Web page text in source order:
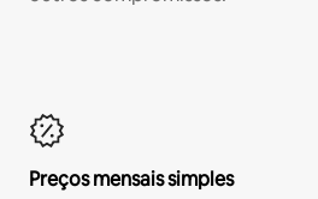
Preços mensais simples